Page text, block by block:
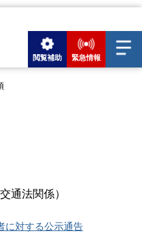
閲覧補助 緊急情報
通法関係）
に対する公示通告